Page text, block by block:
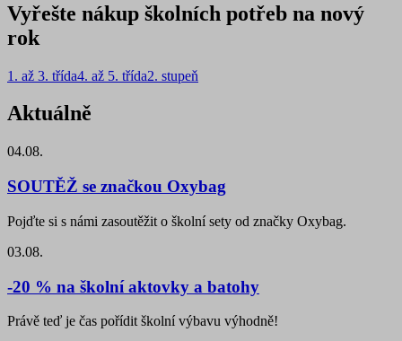
Vyřešte nákup školních potřeb na nový
rok
1. až 3. třída4. až 5. třída2. stupeň
Aktuálně
04.08.
SOUTĚŽ se značkou Oxybag
Pojďte si s námi zasoutěžit o školní sety od značky Oxybag.
03.08.
-20 % na školní aktovky a batohy
Právě teď je čas pořídit školní výbavu výhodně!